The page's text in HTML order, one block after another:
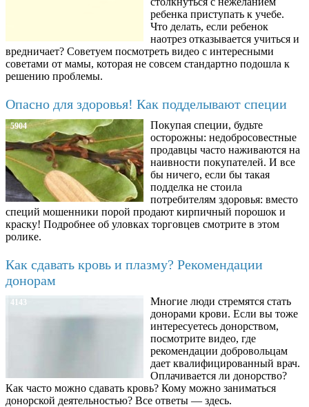
ребенка приступать к учебе.
Что делать, если ребенок
наотрез отказывается учиться и
вредничает? Советуем посмотреть видео с интересными
советами от мамы, которая не совсем стандартно подошла к
решению проблемы.
Опасно для здоровья! Как подделывают специи
5904
Покупая специи, будьте
осторожны: недобросовестные
продавцы часто наживаются на
наивности покупателей. И все
бы ничего, если бы такая
подделка не стоила
потребителям здоровья: вместо
специй мошенники порой продают кирпичный порошок и
краску! Подробнее об уловках торговцев смотрите в этом
ролике.
Как сдавать кровь и плазму? Рекомендации
донорам
4143
Многие люди стремятся стать
донорами крови. Если вы тоже
интересуетесь донорством,
посмотрите видео, где
рекомендации добровольцам
дает квалифицированный врач.
Оплачивается ли донорство?
Как часто можно сдавать кровь? Кому можно заниматься
донорской деятельностью? Все ответы — здесь.